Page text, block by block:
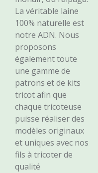
La véritable laine
100% naturelle est
notre ADN. Nous
proposons
également toute
une gamme de
patrons et de kits
tricot afin que
chaque tricoteuse
puisse réaliser des
modèles originaux
et uniques avec nos
fils à tricoter de
qualité